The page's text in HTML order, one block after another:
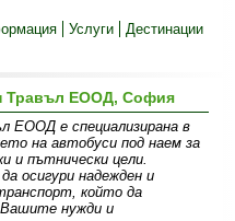
Услуги Дестинации
Травъл ЕООД, София
ЕООД е специализирана в
на автобуси под наем за
и пътнически цели.
осигури надежден и
който да
нужди и